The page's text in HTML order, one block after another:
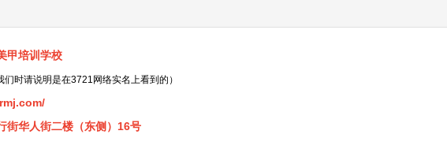
甲培训学校
时请说明是在3721网络实名上看到的）
街华人街二楼（东侧）16号